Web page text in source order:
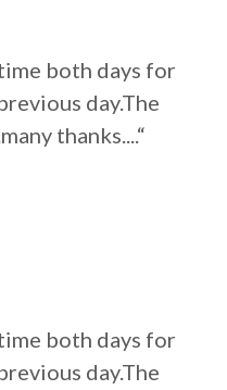
both days for
day.The
thanks....“
both days for
day.The